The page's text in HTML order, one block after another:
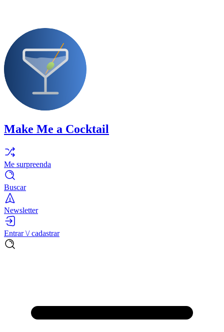
Make Me a Cocktail
Me surpreenda
Buscar
Newsletter
Entrar \/ cadastrar